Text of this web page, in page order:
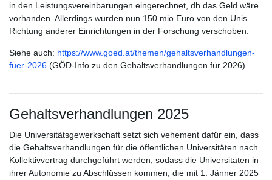
in den Leistungsvereinbarungen eingerechnet, dh das Geld wäre
vorhanden. Allerdings wurden nun 150 mio Euro von den Unis
Richtung anderer Einrichtungen in der Forschung verschoben.
Siehe auch: https://www.goed.at/themen/gehaltsverhandlungen-
fuer-2026 (GÖD-Info zu den Gehaltsverhandlungen für 2026)
Gehaltsverhandlungen 2025
Die Universitätsgewerkschaft setzt sich vehement dafür ein, dass
die Gehaltsverhandlungen für die öffentlichen Universitäten nach
Kollektivvertrag durchgeführt werden, sodass die Universitäten in
ihrer Autonomie zu Abschlüssen kommen, die mit 1. Jänner 2025